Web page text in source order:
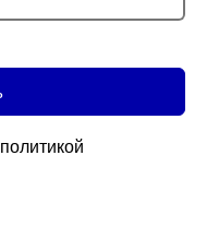
политикой